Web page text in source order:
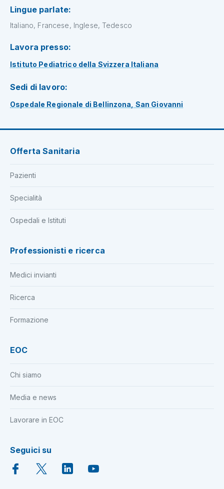
Lingue parlate:
Italiano, Francese, Inglese, Tedesco
Lavora presso:
Istituto Pediatrico della Svizzera Italiana
Sedi di lavoro:
Ospedale Regionale di Bellinzona, San Giovanni
Offerta Sanitaria
Pazienti
Specialità
Ospedali e Istituti
Professionisti e ricerca
Medici invianti
Ricerca
Formazione
EOC
Chi siamo
Media e news
Lavorare in EOC
Seguici su